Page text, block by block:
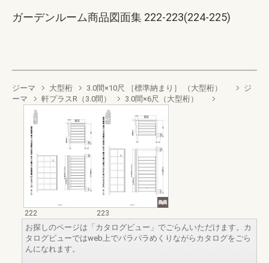
ガーデンルーム商品図面集 222-223(224-225)
ジーマ 大型桁 3.0間×10尺 ［標準納まり］ （大型桁）
ジ
ーマ
軒プラスR（3.0間） 3.0間×6尺（大型桁）
222
223
お探しのページは「カタログビュー」でごらんいただけます。カ
タログビューではweb上でパラパラめくりながらカタログをごら
んになれます。